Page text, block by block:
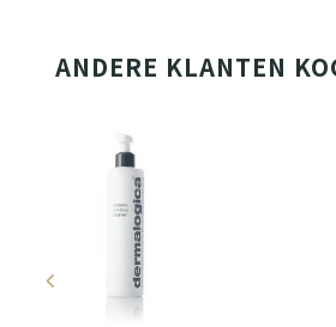
ANDERE KLANTEN